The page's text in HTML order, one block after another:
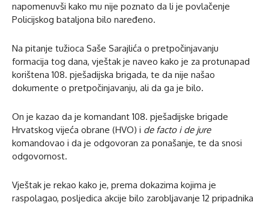
napomenuvši kako mu nije poznato da li je povlačenje
Policijskog bataljona bilo naređeno.
Na pitanje tužioca Saše Sarajlića o pretpočinjavanju
formacija tog dana, vještak je naveo kako je za protunapad
korištena 108. pješadijska brigada, te da nije našao
dokumente o pretpočinjavanju, ali da ga je bilo.
On je kazao da je komandant 108. pješadijske brigade
Hrvatskog vijeća obrane (HVO) i de facto i de jure
komandovao i da je odgovoran za ponašanje, te da snosi
odgovornost.
Vještak je rekao kako je, prema dokazima kojima je
raspolagao, posljedica akcije bilo zarobljavanje 12 pripadnika